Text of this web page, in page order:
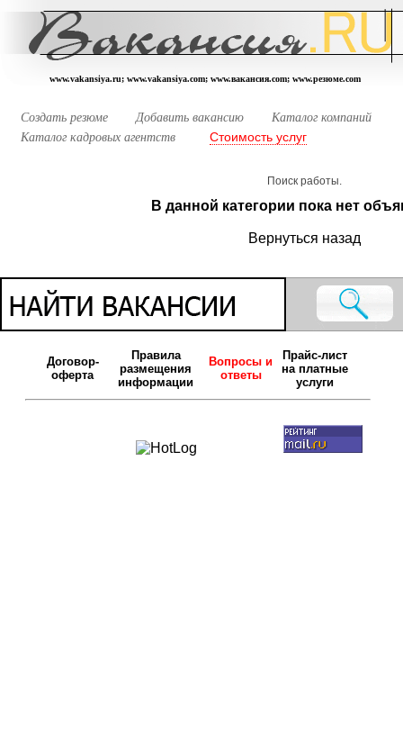
www.vakansiya.ru; www.vakansiya.com; www.вакансия.com; www.резюме.com
Создать резюме Добавить вакансию
Каталог компаний
Каталог кадровых агентств
Стоимость услуг
Поиск работы.
В данной категории пока нет
Вернуться назад
Договор-
оферта
Правила
размещения
информации
Вопросы и
ответы
Прайс-лист
на платные
услуги